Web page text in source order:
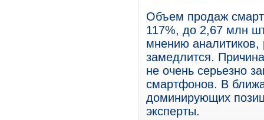
Объем продаж
117%, до 2,67 млн
мнению аналитиков,
замедлится.
не очень серьезно
смартфонов. В
доминирующих
эксперты.